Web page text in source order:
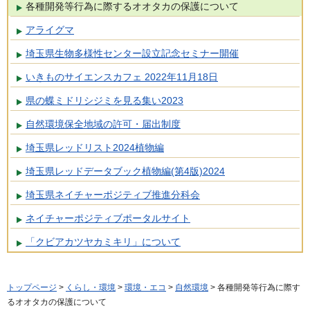
各種開発等行為に際するオオタカの保護について
アライグマ
埼玉県生物多様性センター設立記念セミナー開催
いきものサイエンスカフェ 2022年11月18日
県の蝶ミドリシジミを見る集い2023
自然環境保全地域の許可・届出制度
埼玉県レッドリスト2024植物編
埼玉県レッドデータブック植物編(第4版)2024
埼玉県ネイチャーポジティブ推進分科会
ネイチャーポジティブポータルサイト
「クビアカツヤカミキリ」について
トップページ > くらし・環境 > 環境・エコ > 自然環境 > 各種開発等行為に際す
るオオタカの保護について